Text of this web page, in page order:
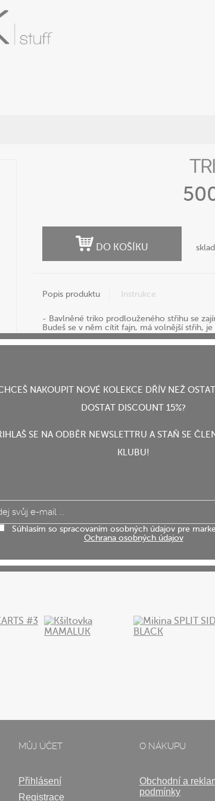
NAKOUPIT NOVÉ KOLEKCE DŘÍV NEŽ
DOSTAT DISCOUNT 15%?
SE NA ODBĚR NEWSLETTRU A STAŇ SE
KLUBU!
Súhlasím so spracovaním osobných údajov pre
Ochrana osobných údajov
DO KOŠÍKU
Popis produktu Instrukce
- Bavlněné triko prodlouženého střihu se
Budeš se v něm cítit fajn, má volnější střih,
- Vyrobeno z příjemného tenkého úpletu.
MŮJ ÚČET
Přihlásení
Registrace
O NÁKUPU
Obchodní a
podmínky